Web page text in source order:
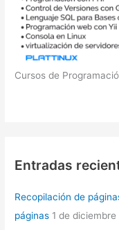
Cursos de
Entradas
Recopilación de
páginas 1 de